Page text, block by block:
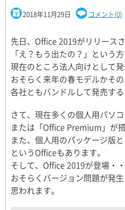
2018年11月29日 コメント(0)
先日、Office 2019がリリースさ
「え？もう出たの？」という
現在のところ法人向けとして発
おそらく来年の春モデルかそ
各社ともバンドルして発売する
さて、現在多くの個人用パソ
または「Office Premium」が
また、個人用のパッケージ版
というOfficeもあります。
そして、Office 2019が登場・・
おそらくバージョン問題が発
思われます。